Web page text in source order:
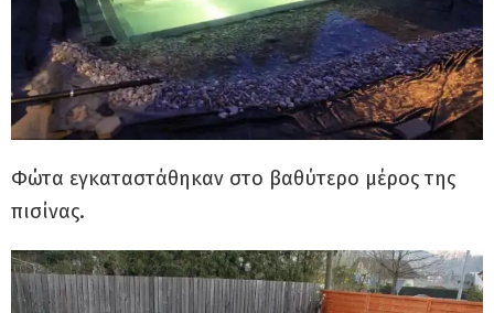
Φώτα εγκαταστάθηκαν στο βαθύτερο μέρος της
πισίνας.